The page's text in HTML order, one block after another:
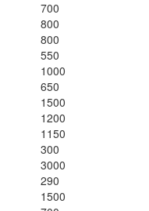
700
800
800
550
1000
650
1500
1200
1150
300
3000
290
1500